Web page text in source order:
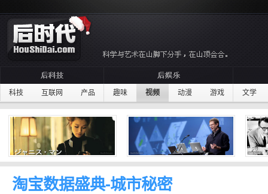
科技 互联网 产品 趣味 视频 动漫 游戏 文学
淘宝数据盛典-城市秘密